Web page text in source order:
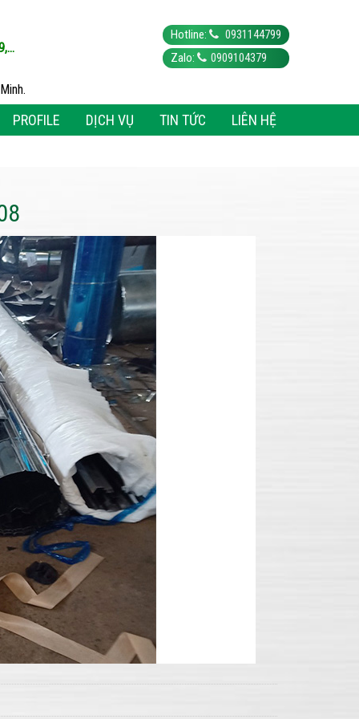
Hotline:
0931144799
Zalo:
0909104379
PROFILE DỊCH VỤ TIN TỨC LIÊN HỆ